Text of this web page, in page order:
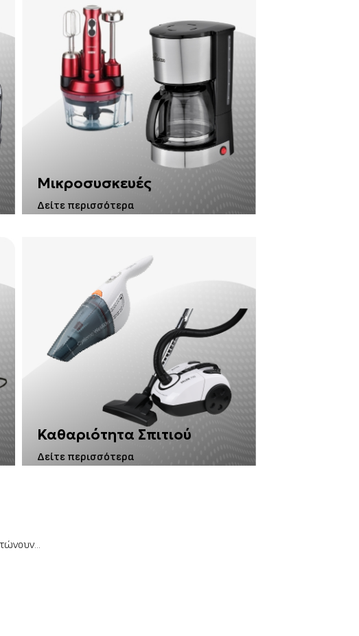
Μικροσυσκευές
Δείτε περισσότερα
Καθαριότητα Σπιτιού
Δείτε περισσότερα